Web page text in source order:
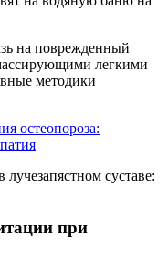
на поврежденный
легкими
методики
остеопороза:
при